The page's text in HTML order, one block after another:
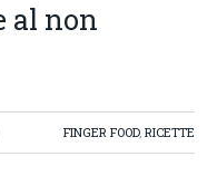
al non
FINGER FOOD, RICETTE